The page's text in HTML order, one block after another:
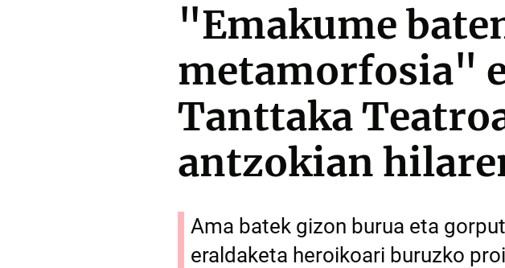
"Emakume
metamorfosia"
Tanttaka
antzokian
Ama batek gizon burua eta
eraldaketa heroikoari buruzko